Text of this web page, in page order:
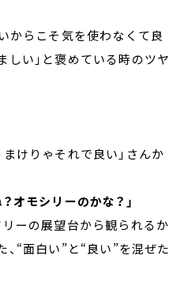
からこそ気を使わなくて良
しい」と褒めている時のツヤ
けりゃそれで良い」さんか
オモシリーのかな？」
リーの展望台から観られるか
“面白い”と“良い”を混ぜた